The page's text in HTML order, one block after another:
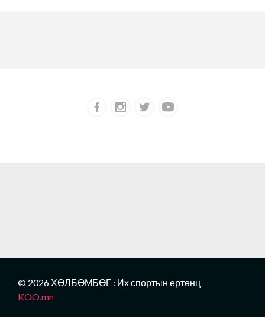
© 2026 ХӨЛБӨМБӨГ : Их спортын ертөнц
KOO.mn